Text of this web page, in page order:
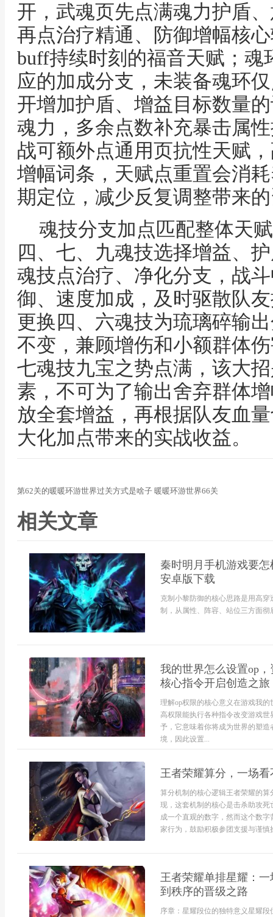
开，武魂页先点满魂力护盾
再点治疗精通、防御增幅核
buff持续时刻的福音天赋；
应的加成分支，未装备魂环
开增加护盾、增益目标数量
魂力，多余点数补充暴击属
战可额外点通用页抗性天赋
增幅词条，天赋点重置会消
期定位，减少反复调整带来
魂技分支加点匹配整体天
四、七、九魂技选择增益、
魂技点治疗、净化分支，战
御、速度加成，及时驱散队
更换四、六魂技为琉璃碎输
不变，兼顾增伤和小额群体
七魂技九宝之势点满，该大
素，不可为了输出舍弃群体
放全套增益，再根据队友血
大化加点带来的实战收益。
第62关的暖暖环游世界过关方式是啥子 暖暖环游世界66关
相关文章
秦时明月手机游戏要
安卓版下载
克制小黎防御的核心思路是用高
制，从属性、阵容、站位三方面
我的世界怎么设置op
核心指令开启创造之旅
理解op权限的核心意义在游戏我
高权限能执行各种指令改变游戏
予，它意味着你将成为世界的塑
境，因此设置...
王者荣耀算分，一场
算分机制的核心逻辑王者荣耀的
现，这套机制的核心是击杀助攻
成一个直观的数字，然而这个数
家行为，鼓励积极参团支援与谨慎
王者荣耀单排星耀：
到秩序的晋级之路
序章：星耀段位的独特意义星耀